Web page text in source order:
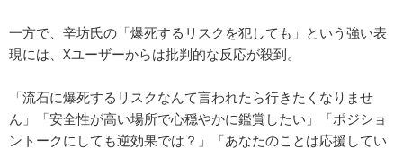
一方で、辛坊氏の「爆死するリスクを犯しても」という強い表
現には、Xユーザーからは批判的な反応が殺到。
「流石に爆死するリスクなんて言われたら行きたくなりませ
ん」「安全性が高い場所で心穏やかに鑑賞したい」「ポジショ
ントークにしても逆効果では？」「あなたのことは応援してい